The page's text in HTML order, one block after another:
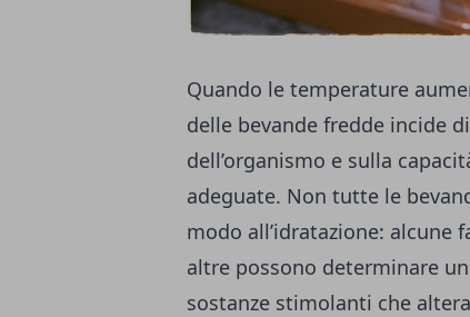
Quando le temperature
delle bevande fredde incide
dell’organismo e sulla
adeguate. Non tutte le
modo all’idratazione:
altre possono determinare
sostanze stimolanti che